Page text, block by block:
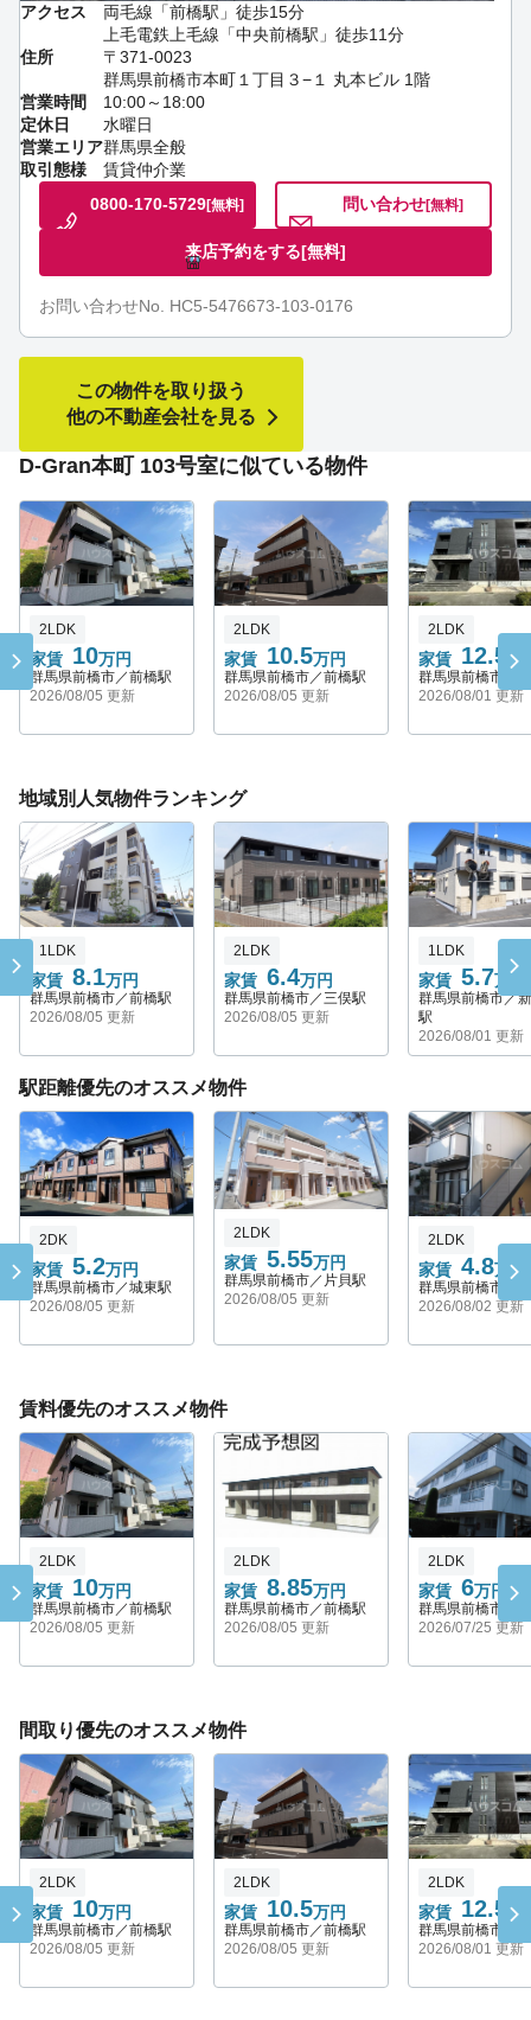
アクセス
両毛線「前橋駅」徒歩15分
上毛電鉄上毛線「中央前橋駅」徒歩11分
住所
〒371-0023
群馬県前橋市本町１丁目３−１ 丸本ビル 1階
営業時間
10:00～18:00
定休日
水曜日
営業エリア群馬県全般
取引態様
賃貸仲介業
0800-170-5729[無料] 問い合わせ[無料]
来店予約をする[無料]
お問い合わせNo. HC5-5476673-103-0176
この物件を取り扱う
他の不動産会社を見る
D-Gran本町 103号室に似ている物件
家賃 10万円
2LDK
群馬県前橋市／前橋駅
2026/08/05 更新
家賃 10.5万円
2LDK
群馬県前橋市／前橋駅
2026/08/05 更新
家賃 12.5 万
2LDK
群馬県前橋市／
2026/08/01 更新
地域別人気物件ランキング
家賃 8.1万円
1LDK
群馬県前橋市／前橋駅
2026/08/05 更新
家賃 6.4万円
2LDK
群馬県前橋市／三俣駅
2026/08/05 更新
家賃 5.7万円
1LDK
群馬県前橋市／
駅
2026/08/01 更新
駅距離優先のオススメ物件
家賃 5.2万円
2DK
群馬県前橋市／城東駅
2026/08/05 更新
家賃 5.55万円
2LDK
群馬県前橋市／片貝駅
2026/08/05 更新
家賃 4.8万円
2LDK
群馬県前橋市／
2026/08/02 更新
賃料優先のオススメ物件
家賃 10万円
2LDK
群馬県前橋市／前橋駅
2026/08/05 更新
家賃 8.85万円
2LDK
群馬県前橋市／前橋駅
2026/08/05 更新
家賃 6万円
2LDK
群馬県前橋市／
2026/07/25 更新
間取り優先のオススメ物件
家賃 10万円
2LDK
群馬県前橋市／前橋駅
2026/08/05 更新
家賃 10.5万円
2LDK
群馬県前橋市／前橋駅
2026/08/05 更新
家賃 12.5 万
2LDK
群馬県前橋市／
2026/08/01 更新